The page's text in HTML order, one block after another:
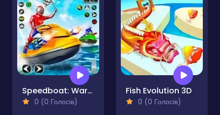
Speedboat: Warer Shooting
0 (0 Голосів)
Fish Evolution 3D
0 (0 Голосів)